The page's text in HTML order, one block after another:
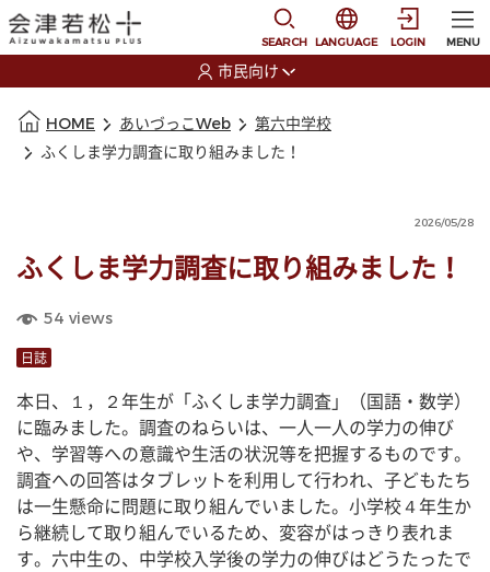
SEARCH
選択すると言語の切
LANGUAGE LOGIN MENU
市民向け
HOME あいづっこWeb
第六中学校
ふくしま学力調査に取り組みました！
2026/05/28
ふくしま学力調査に取り組みました！
54 views
日誌
本日、１，２年生が「ふくしま学力調査」（国語・数学）
に臨みました。調査のねらいは、一人一人の学力の伸び
や、学習等への意識や生活の状況等を把握するものです。
調査への回答はタブレットを利用して行われ、子どもたち
は一生懸命に問題に取り組んでいました。小学校４年生か
ら継続して取り組んでいるため、変容がはっきり表れま
す。六中生の、中学校入学後の学力の伸びはどうたったで